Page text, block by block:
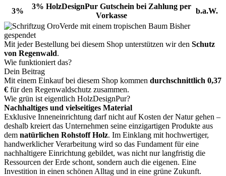
3%
3% HolzDesignPur Gutschein bei Zahlung per
Vorkasse
b.a.W.
Bisher
gespendet
Mit jeder Bestellung bei diesem Shop unterstützen wir den Schutz
von Regenwald.
Wie funktioniert das?
Dein Beitrag
Mit einem Einkauf bei diesem Shop kommen durchschnittlich 0,37
€ für den Regenwaldschutz zusammen.
Wie grün ist eigentlich HolzDesignPur?
Nachhaltiges und vielseitiges Material
Exklusive Inneneinrichtung darf nicht auf Kosten der Natur gehen –
deshalb kreiert das Unternehmen seine einzigartigen Produkte aus
dem natürlichen Rohstoff Holz. Im Einklang mit hochwertiger,
handwerklicher Verarbeitung wird so das Fundament für eine
nachhaltigere Einrichtung gebildet, was nicht nur langfristig die
Ressourcen der Erde schont, sondern auch die eigenen. Eine
Investition in einen schönen Alltag und in eine grüne Zukunft.